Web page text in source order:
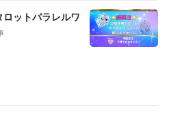
ロットパラレルワ